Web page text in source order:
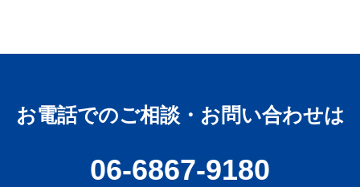
お電話でのご相談・お問い合わせは
06-6867-9180